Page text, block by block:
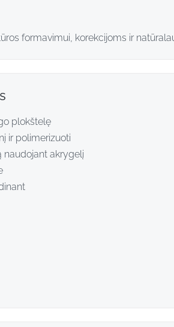
formavimui, korekcijoms ir
plokštelę
ir polimerizuoti
naudojant akrygelį